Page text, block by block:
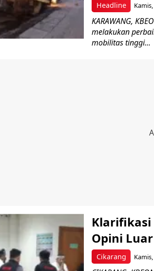
Headline
KARAWANG,
melakukan
mobilitas tinggi...
Cikarang
Klarifikasi
Opini